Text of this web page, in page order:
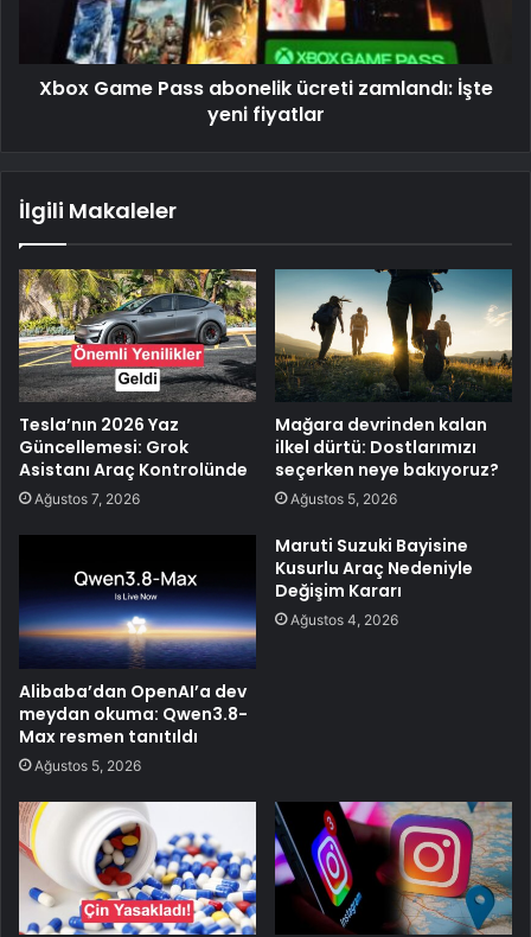
Xbox Game Pass abonelik ücreti zamlandı: İşte
yeni fiyatlar
İlgili Makaleler
Tesla’nın 2026 Yaz
Güncellemesi: Grok
Asistanı Araç Kontrolünde
Ağustos 7, 2026
Mağara devrinden kalan
ilkel dürtü: Dostlarımızı
seçerken neye bakıyoruz?
Ağustos 5, 2026
Alibaba’dan OpenAI’a dev
meydan okuma: Qwen3.8-
Max resmen tanıtıldı
Ağustos 5, 2026
Maruti Suzuki Bayisine
Kusurlu Araç Nedeniyle
Değişim Kararı
Ağustos 4, 2026